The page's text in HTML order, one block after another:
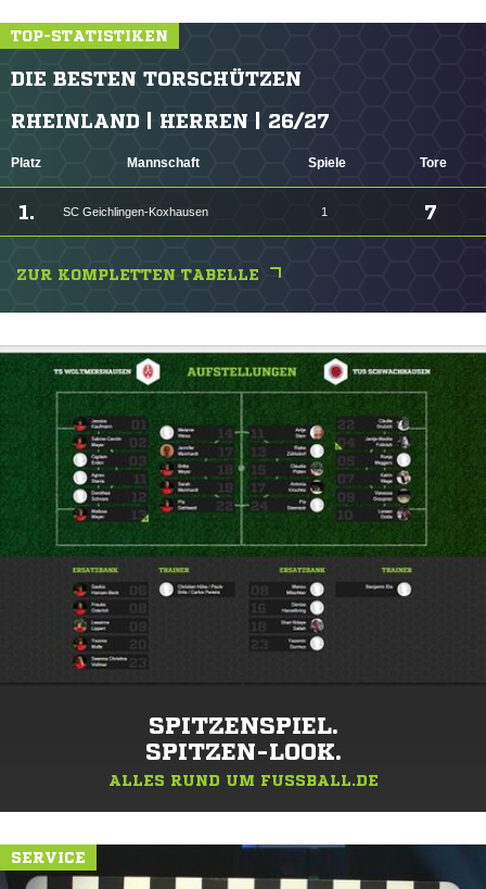
TOP-STATISTIKEN
DIE BESTEN TORSCHÜTZEN
RHEINLAND | HERREN | 26/27
Platz Mannschaft Spiele Tore
1. SC Geichlingen-Koxhausen 1 7
ZUR KOMPLETTEN TABELLE
SPITZENSPIEL.
SPITZEN-LOOK.
ALLES RUND UM FUSSBALL.DE
SERVICE